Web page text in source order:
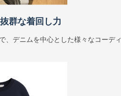
群な着回し力
、デニムを中心とした様々なコーディ